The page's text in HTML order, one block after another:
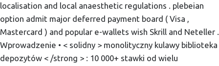
localisation and local anaesthetic regulations . plebeian
option admit major deferred payment board ( Visa ,
Mastercard ) and popular e-wallets wish Skrill and Neteller .
Wprowadzenie • < solidny > monolityczny kulawy biblioteka
depozytów < /strong > : 10 000+ stawki od wielu